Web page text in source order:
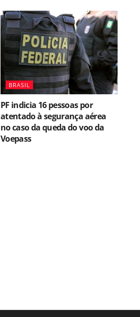
BRASIL
PF indicia 16 pessoas por
atentado à segurança aérea
no caso da queda do voo da
Voepass